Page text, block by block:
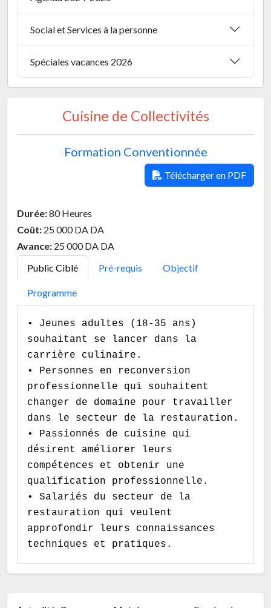
Social et Services à la personne
Spéciales vacances 2026
Cuisine de Collectivités
Formation Conventionnée
Télécharger en PDF
Durée:80 Heures
Coût: 25 000 DA DA
Avance: 25 000 DA DA
Public Ciblé
Pré-requis Objectif
Programme
• Jeunes adultes (18-35 ans)
souhaitant se lancer dans la
carrière culinaire.
• Personnes en reconversion
professionnelle qui souhaitent
changer de domaine pour travailler
dans le secteur de la restauration.
• Passionnés de cuisine qui
désirent améliorer leurs
compétences et obtenir une
qualification professionnelle.
• Salariés du secteur de la
restauration qui veulent
approfondir leurs connaissances
techniques et pratiques.